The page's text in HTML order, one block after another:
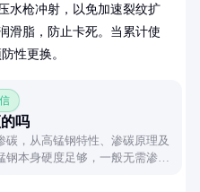
水枪冲射，以免加速裂纹扩
滑脂，防止卡死。当累计使
性更换。
吗
，从高锰钢特性、渗碳原理及
钢本身硬度足够，一般无需渗